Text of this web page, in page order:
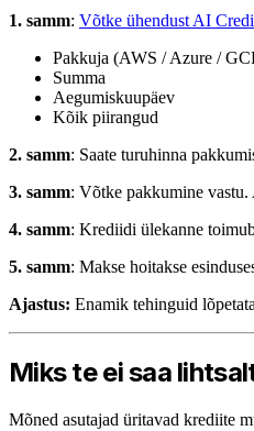
1. samm: Võtke ühendust AI
Pakkuja (AWS / Azure /
Summa
Aegumiskuupäev
Kõik piirangud
2. samm: Saate turuhinna
3. samm: Võtke pakkumine
4. samm: Krediidi ülekanne
5. samm: Makse hoitakse
Ajastus: Enamik tehinguid
Miks te ei saa
Mõned asutajad üritavad krediite